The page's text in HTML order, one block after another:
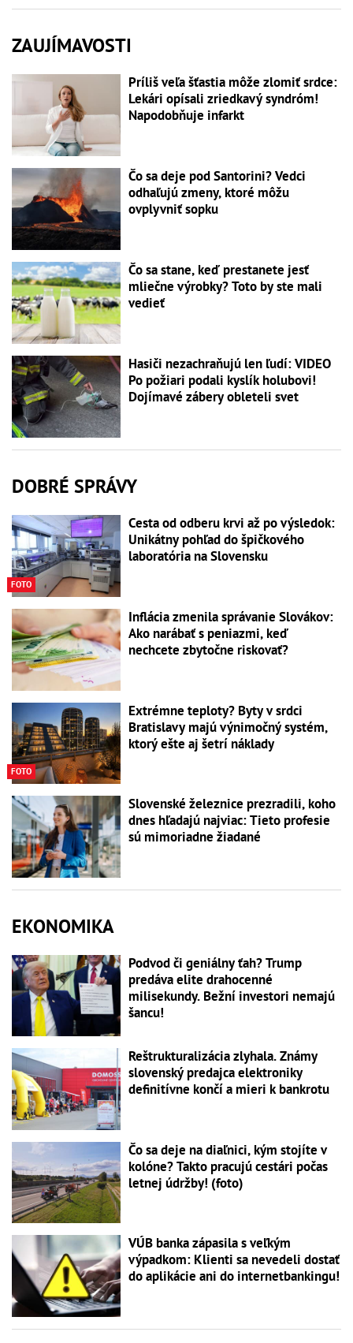
ZAUJÍMAVOSTI
Príliš veľa šťastia môže zlomiť srdce:
Lekári opísali zriedkavý syndróm!
Napodobňuje infarkt
Čo sa deje pod Santorini? Vedci
odhaľujú zmeny, ktoré môžu
ovplyvniť sopku
Čo sa stane, keď prestanete jesť
mliečne výrobky? Toto by ste mali
vedieť
Hasiči nezachraňujú len ľudí: VIDEO
Po požiari podali kyslík holubovi!
Dojímavé zábery obleteli svet
DOBRÉ SPRÁVY
FOTO
Cesta od odberu krvi až po výsledok:
Unikátny pohľad do špičkového
laboratória na Slovensku
Inflácia zmenila správanie Slovákov:
Ako narábať s peniazmi, keď
nechcete zbytočne riskovať?
FOTO
Extrémne teploty? Byty v srdci
Bratislavy majú výnimočný systém,
ktorý ešte aj šetrí náklady
Slovenské železnice prezradili, koho
dnes hľadajú najviac: Tieto profesie
sú mimoriadne žiadané
EKONOMIKA
Podvod či geniálny ťah? Trump
predáva elite drahocenné
milisekundy. Bežní investori nemajú
šancu!
Reštrukturalizácia zlyhala. Známy
slovenský predajca elektroniky
definitívne končí a mieri k bankrotu
Čo sa deje na diaľnici, kým stojíte v
kolóne? Takto pracujú cestári počas
letnej údržby! (foto)
VÚB banka zápasila s veľkým
výpadkom: Klienti sa nevedeli dostať
do aplikácie ani do internetbankingu!